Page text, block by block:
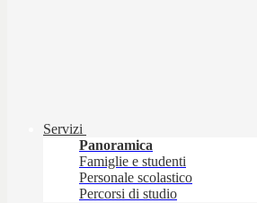
Servizi
Panoramica
Famiglie e studenti
Personale scolastico
Percorsi di studio